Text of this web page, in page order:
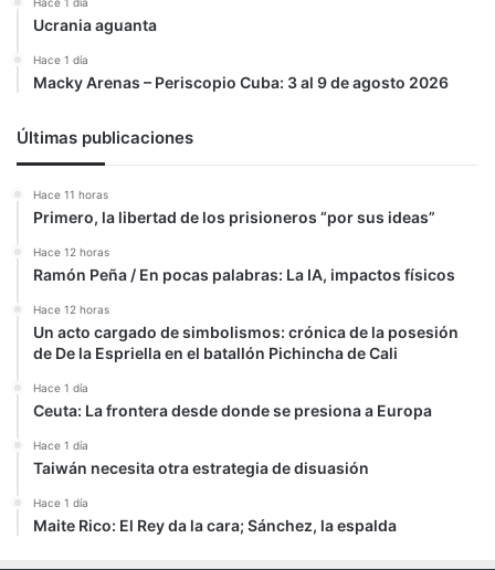
Ucrania aguanta
Hace 1 día
Macky Arenas – Periscopio Cuba: 3 al 9 de agosto 2026
Últimas publicaciones
Hace 11 horas
Primero, la libertad de los prisioneros “por sus ideas”
Hace 12 horas
Ramón Peña / En pocas palabras: La IA, impactos físicos
Hace 12 horas
Un acto cargado de simbolismos: crónica de la posesión
de De la Espriella en el batallón Pichincha de Cali
Hace 1 día
Ceuta: La frontera desde donde se presiona a Europa
Hace 1 día
Taiwán necesita otra estrategia de disuasión
Hace 1 día
Maite Rico: El Rey da la cara; Sánchez, la espalda